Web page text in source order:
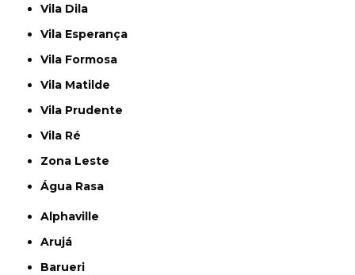
Vila Dila
Vila Esperança
Vila Formosa
Vila Matilde
Vila Prudente
Vila Ré
Zona Leste
Água Rasa
Alphaville
Arujá
Barueri